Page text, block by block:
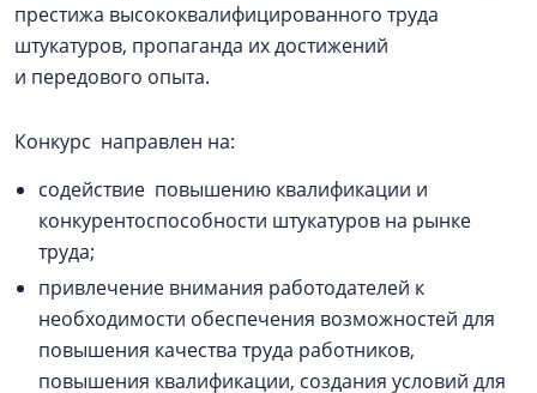
престижа высококвалифицированного труда
штукатуров, пропаганда их достижений
и передового опыта.
Конкурс направлен на:
содействие повышению квалификации и
конкурентоспособности штукатуров на рынке
труда;
привлечение внимания работодателей к
необходимости обеспечения возможностей для
повышения качества труда работников,
повышения квалификации, создания условий для